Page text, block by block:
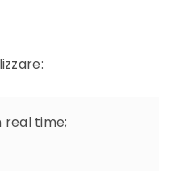
real time;